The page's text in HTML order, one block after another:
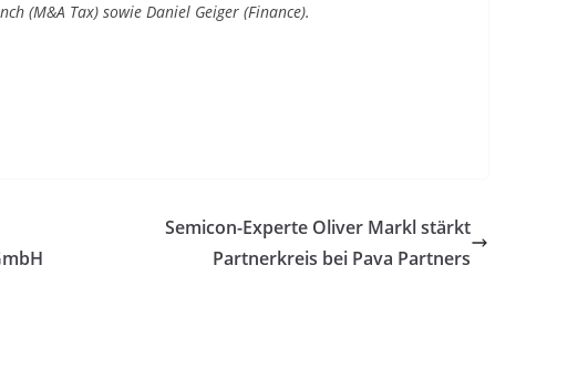
(M&A Tax) sowie Daniel Geiger (Finance).
Semicon-Experte Oliver Markl stärkt
Partnerkreis bei Pava Partners